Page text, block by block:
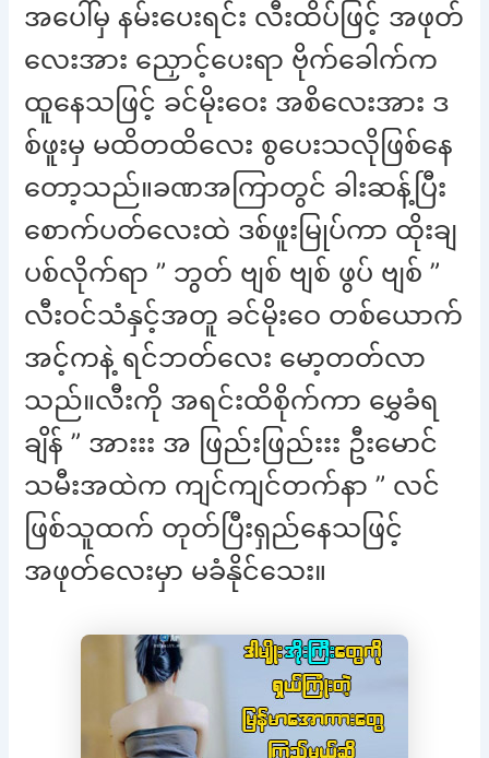
အပေါ်မှ နမ်းပေးရင်း လီးထိပ်ဖြင့် အဖုတ်
လေးအား ညှောင့်ပေးရာ ဗိုက်ခေါက်က
ထူနေသဖြင့် ခင်မိုးဝေး အစိလေးအား ဒ
စ်ဖူးမှ မထိတထိလေး စွပေးသလိုဖြစ်နေ
တော့သည်။ခဏအကြာတွင် ခါးဆန့်ပြီး
စောက်ပတ်လေးထဲ ဒစ်ဖူးမြုပ်ကာ ထိုးချ
ပစ်လိုက်ရာ ” ဘွတ် ဗျစ် ဗျစ် ဖွပ် ဗျစ် ”
လီးဝင်သံနှင့်အတူ ခင်မိုးဝေ တစ်ယောက်
အင့်ကနဲ့ ရင်ဘတ်လေး မော့တတ်လာ
သည်။လီးကို အရင်းထိစိုက်ကာ မွှေခံရ
ချိန် ” အားးး အ ဖြည်းဖြည်းးး ဦးမောင်
သမီးအထဲက ကျင်ကျင်တက်နာ ” လင်
ဖြစ်သူထက် တုတ်ပြီးရှည်နေသဖြင့်
အဖုတ်လေးမှာ မခံနိုင်သေး။